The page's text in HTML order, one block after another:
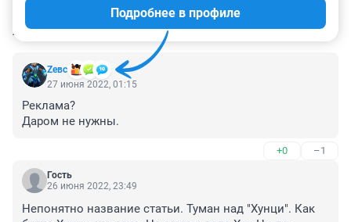
КОММЕНТАРИИ 10
Zeвс
Подробнее в профиле
27 июня 2022, 01:15
Реклама?
Даром не нужны.
+0 –1
Гость
26 июня 2022, 23:49
Непонятно название статьи. Туман над "Хунци". Как